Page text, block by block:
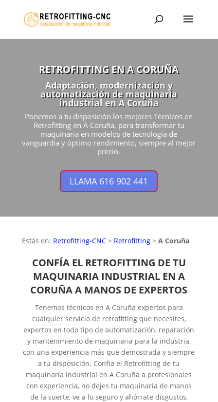
RETROFITTING EN A CORUÑA
Adaptación, modernización y
automatización de maquinaria
industrial en A Coruña
Ponemos a tu disposición los mejores Técnicos en
Retrofitting en A Coruña, para transformar tu
maquinaria en modelos de tecnología de
vanguardia y óptimo rendimiento, siempre al mejor
precio.
LLAMA 616 902 441
Estás en: Retrofitting-CNC> Retrofitting> A Coruña
CONFÍA EL RETROFITTING DE TU
MAQUINARIA INDUSTRIAL EN A
CORUÑA A MANOS DE EXPERTOS
Tenemos técnicos en A Coruña expertos para
cualquier servicio de retrofitting que necesites,
expertos en todo tipo de automatización, reparación
y mantenimiento de maquinaria para la industria,
con una experiencia más que demostrada y siempre
a tu disposición. Confía el Retrofitting de tu
maquinaria industrial en A Coruña a profesionales
con experiencia, no dejes tu maquinaria de manos
de la suerte, ve a lo seguro y ahórrate disgustos,